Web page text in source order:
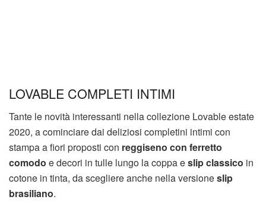
LOVABLE COMPLETI INTIMI
Tante le novità interessanti nella collezione Lovable estate
2020, a cominciare dai deliziosi completini intimi con
stampa a fiori proposti con reggiseno con ferretto
comodo e decori in tulle lungo la coppa eslip classico in
cotone in tinta, da scegliere anche nella versioneslip
brasiliano.